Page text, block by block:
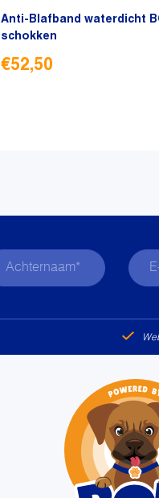
Anti-Blafband waterdicht
schokken
€52,50